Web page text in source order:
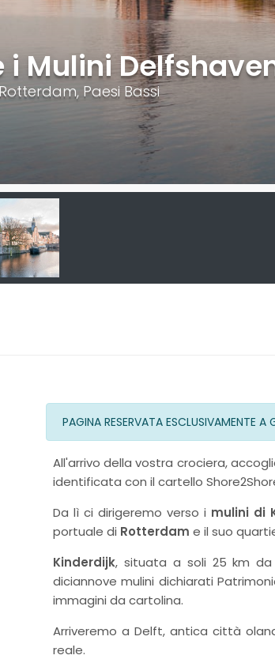
i Mulini
Paesi Bassi
PAGINA RESERVATA
All'arrivo della vostra crociera,
identificata con il cartello
Da lì ci dirigeremo verso i mulini di
portuale di Rotterdam e il suo
Kinderdijk, situata a soli 25 km
diciannove mulini dichiarati
immagini da cartolina.
Arriveremo a Delft, antica città
reale.